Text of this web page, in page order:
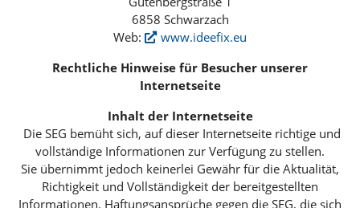
6858 Schwarzach
Web:
www.ideefix.eu
Rechtliche Hinweise für Besucher unserer
Internetseite
Inhalt der Internetseite
Die SEG bemüht sich, auf dieser Internetseite richtige und
vollständige Informationen zur Verfügung zu stellen.
Sie übernimmt jedoch keinerlei Gewähr für die Aktualität,
Richtigkeit und Vollständigkeit der bereitgestellten
Informationen. Haftungsansprüche gegen die SEG, die sich